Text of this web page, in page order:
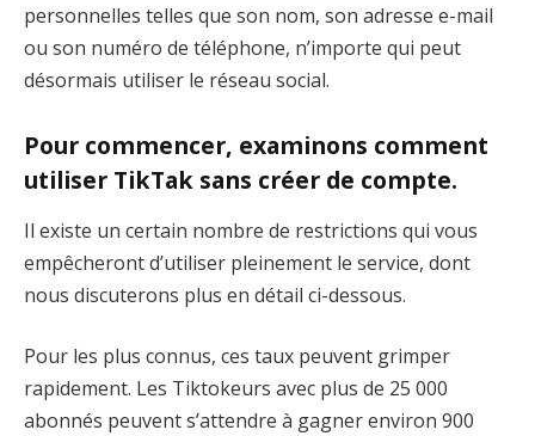
personnelles telles que son nom, son adresse e-mail
ou son numéro de téléphone, n’importe qui peut
désormais utiliser le réseau social.
Pour commencer, examinons comment
utiliser TikTak sans créer de compte.
Il existe un certain nombre de restrictions qui vous
empêcheront d’utiliser pleinement le service, dont
nous discuterons plus en détail ci-dessous.
Pour les plus connus, ces taux peuvent grimper
rapidement. Les Tiktokeurs avec plus de 25 000
abonnés peuvent s’attendre à gagner environ 900